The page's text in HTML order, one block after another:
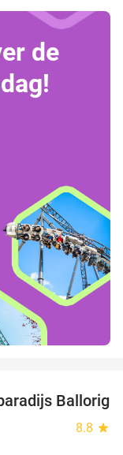
de
32%
Ballorig
8.8 star